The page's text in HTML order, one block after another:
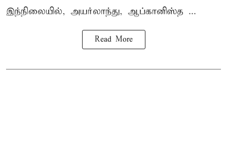
இந்நிலையில், அயர்லாந்து, ஆப்கானிஸ்த ...
Read More